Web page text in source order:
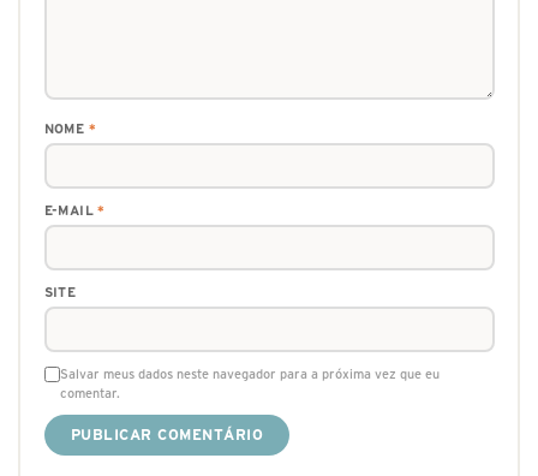
NOME *
E-MAIL*
SITE
Salvar meus dados neste navegador para a próxima vez que eu
comentar.